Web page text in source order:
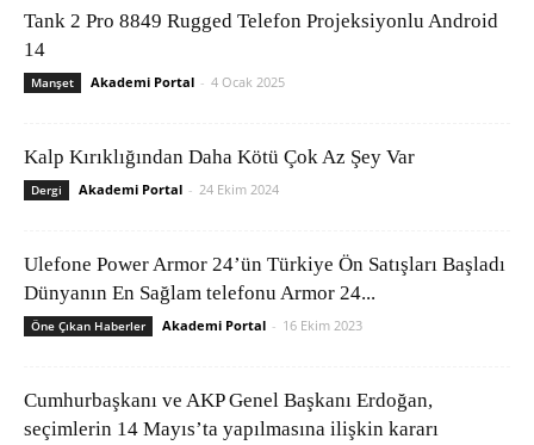
Tank 2 Pro 8849 Rugged Telefon Projeksiyonlu Android
14
Manşet Akademi Portal - 4 Ocak 2025
Kalp Kırıklığından Daha Kötü Çok Az Şey Var
Dergi Akademi Portal - 24 Ekim 2024
Ulefone Power Armor 24’ün Türkiye Ön Satışları Başladı
Dünyanın En Sağlam telefonu Armor 24...
Öne Çıkan Haberler Akademi Portal - 16 Ekim 2023
Cumhurbaşkanı ve AKP Genel Başkanı Erdoğan,
seçimlerin 14 Mayıs’ta yapılmasına ilişkin kararı